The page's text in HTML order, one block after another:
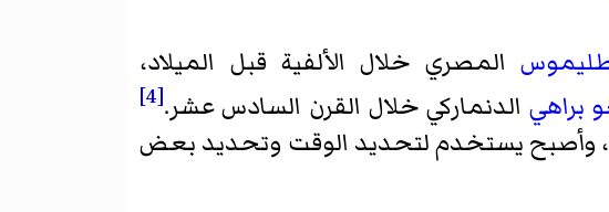
المصري خلال الألفية قبل الميلاد،
براهي الدنماركي خلال القرن السادس عشر.[4]
وأصبح يستخدم لتحديد الوقت وتحديد بعض